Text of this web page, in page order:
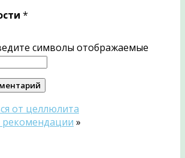
*
символы отображаемые
от целлюлита
рекомендации »